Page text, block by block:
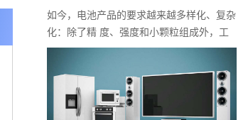
如今，电池产品的要求越来越多样化、复杂
化：除了精 度、强度和小颗粒组成外，工
艺验证和...